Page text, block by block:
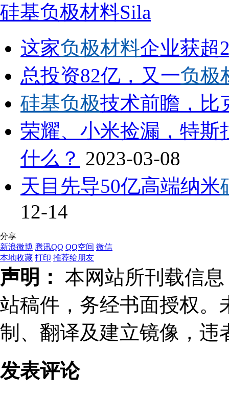
硅基负极材料Sila
这家负极材料企业获超
总投资82亿，又一负极
硅基负极技术前瞻，比
荣耀、小米捡漏，特斯
什么？ 2023-03-08
天目先导50亿高端纳米
12-14
分享
新浪微博 腾讯QQ QQ空间 微信
本地收藏 打印 推荐给朋友
声明： 本网站所刊载信
站稿件，务经书面授权。
制、翻译及建立镜像，违
发表评论